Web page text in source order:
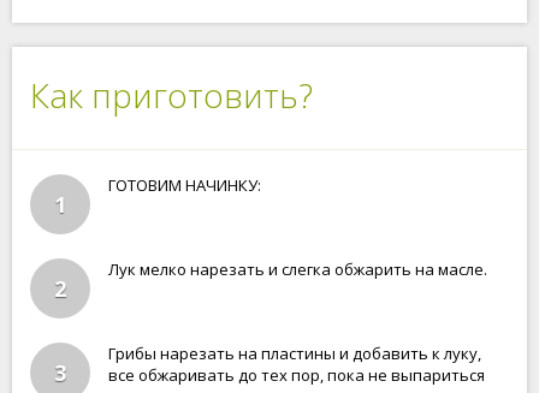
Как приготовить?
1
ГОТОВИМ НАЧИНКУ:
2
Лук мелко нарезать и слегка обжарить на масле.
3
Грибы нарезать на пластины и добавить к луку,
все обжаривать до тех пор, пока не выпариться